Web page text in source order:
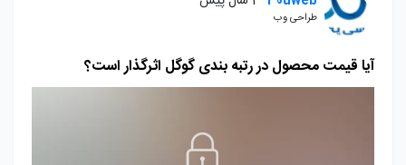
طراحی وب
آیا قیمت محصول در رتبه بندی گوگل اثرگذار است؟